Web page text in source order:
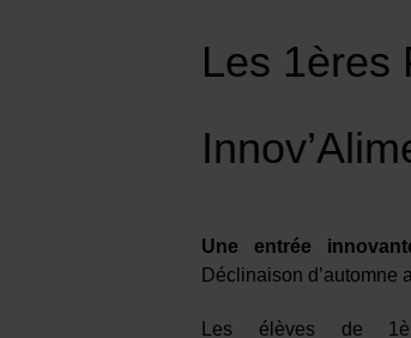
Les 1ères
Une entrée
Déclinaison d’automne
Les élèves de